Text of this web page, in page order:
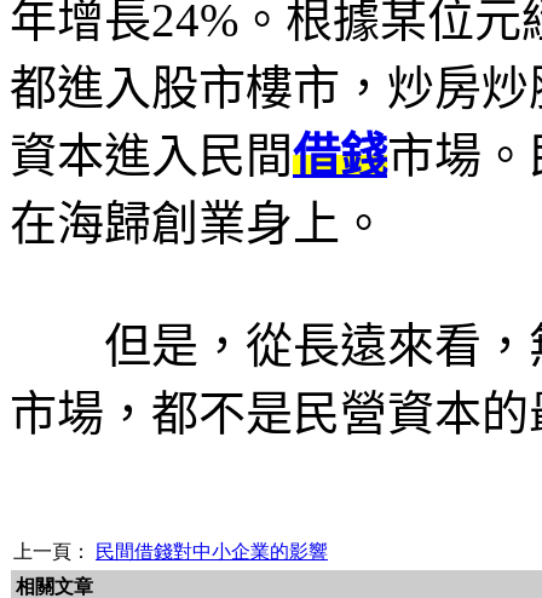
年增長24% 。根據某位
都進入股市樓市，炒房
資本進入民間借錢市場。
在海歸創業身上。
但是，從長遠來看，
市場，都不是民營資本
上一頁：
民間借錢對中小企業的影響
相關文章